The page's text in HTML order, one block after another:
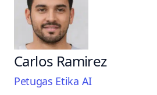
Carlos Ramirez
Petugas Etika AI